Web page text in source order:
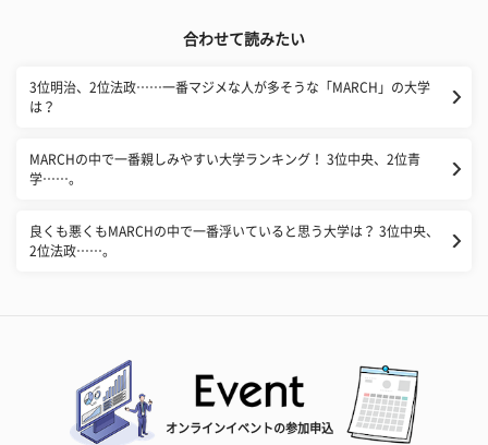
合わせて読みたい
3位明治、2位法政……一番マジメな人が多そうな「MARCH」の大学
は？
MARCHの中で一番親しみやすい大学ランキング！ 3位中央、2位青
学……。
良くも悪くもMARCHの中で一番浮いていると思う大学は？ 3位中央、
2位法政……。
オンラインイベントの参加申込